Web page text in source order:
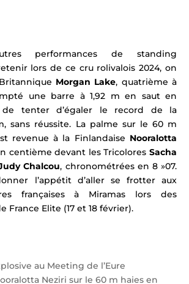
performances de standing
lors de ce cru rolivalois 2024, on
Morgan Lake, quatrième à
une barre à 1,92 m en saut en
de tenter d’égaler le record de la
sans réussite. La palme sur le 60 m
revenue à la Finlandaise Nooralotta
centième devant les Tricolores Sacha
Chalcou, chronométrées en 8 »07.
l’appétit d’aller se frotter aux
françaises à Miramas lors des
France Elite (17 et 18 février).
au Meeting de l’Eure
Neziri sur le 60 m haies en